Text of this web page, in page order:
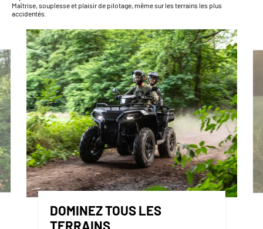
Maîtrise, souplesse et plaisir de pilotage, même sur les terrains les plus
accidentés.
DOMINEZ TOUS LES
TERRAINS